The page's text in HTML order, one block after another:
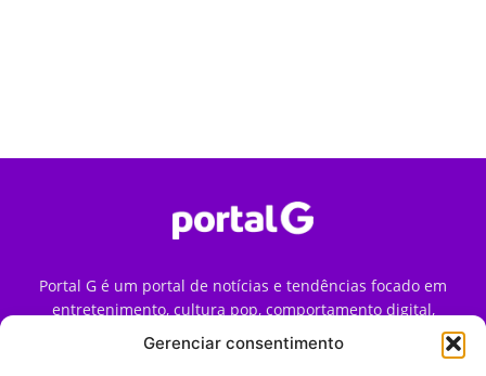
Gerenciar consentimento
Portal G é um portal de notícias e tendências focado em
entretenimento, cultura pop, comportamento digital,
streaming, games e iniciativas de marca que impactam a
forma como o público vive e consome internet no Brasil.